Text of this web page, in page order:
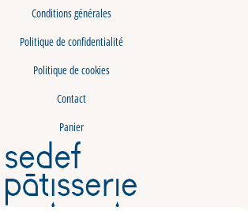
Conditions générales
Politique de confidentialité
Politique de cookies
Contact
Panier